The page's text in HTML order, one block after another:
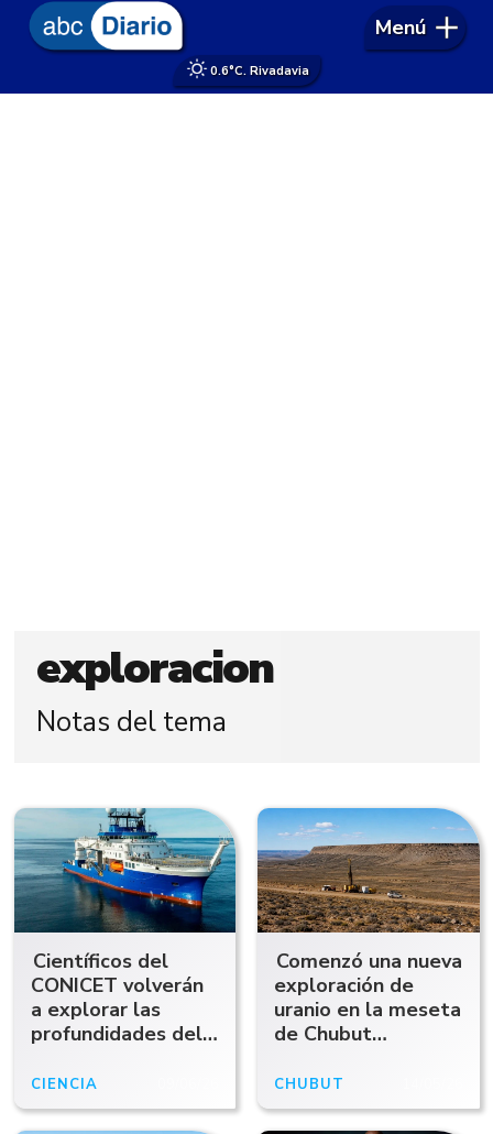
0.6°C. Rivadavia
Menú
exploracion
Notas del tema
Científicos del
CONICET volverán
a explorar las
profundidades del
bordo del Falkor
CIENCIA
Comenzó una nueva
exploración de
uranio en la meseta
de Chubut
minera canadiense
CHUBUT